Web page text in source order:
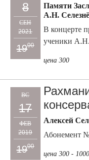
8
СЕН
2021
1900
Памяти
А.Н.
В концерте
ученики
цена 300
ВС
17
ФЕВ
2019
1900
Алексей
Абонемент №
цена 300 - 1000